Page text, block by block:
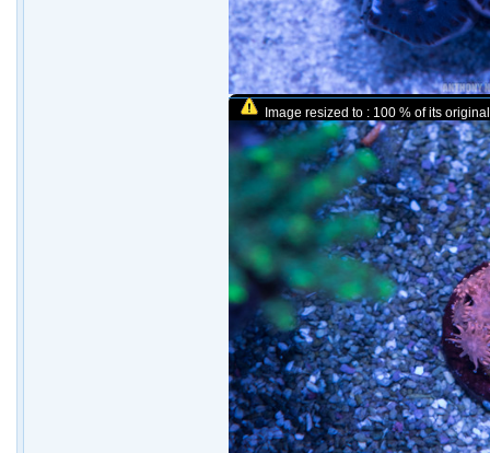
Image resized to : 100 % of its